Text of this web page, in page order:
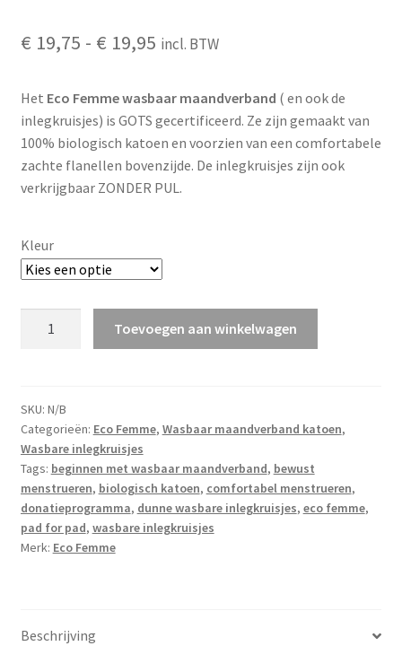
€ 19,75 - € 19,95Prijsklasse:
tot
€ 19,95
incl. BTW
Het ​ Eco Femme wasbaar maandverband ( en ook de
inlegkruisjes) is GOTS gecertificeerd. Ze zijn gemaakt van
100% biologisch katoen en voorzien van een comfortabele
zachte flanellen bovenzijde. De inlegkruisjes zijn ook
verkrijgbaar ZONDER PUL.
Kleur
van
biologisch
katoen
mét
of
zonder
(PUL)
Toevoegen aan winkelwagen
SKU: N/B
Categorieën: Eco Femme, Wasbaar maandverband katoen,
Wasbare inlegkruisjes
Tags: beginnen met wasbaar maandverband, bewust
menstrueren, biologisch katoen, comfortabel menstrueren,
donatieprogramma, dunne wasbare inlegkruisjes, eco femme,
pad for pad, wasbare inlegkruisjes
Merk: Eco Femme
Beschrijving